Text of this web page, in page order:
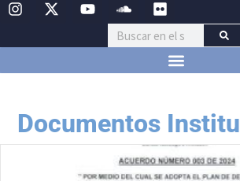
Documentos